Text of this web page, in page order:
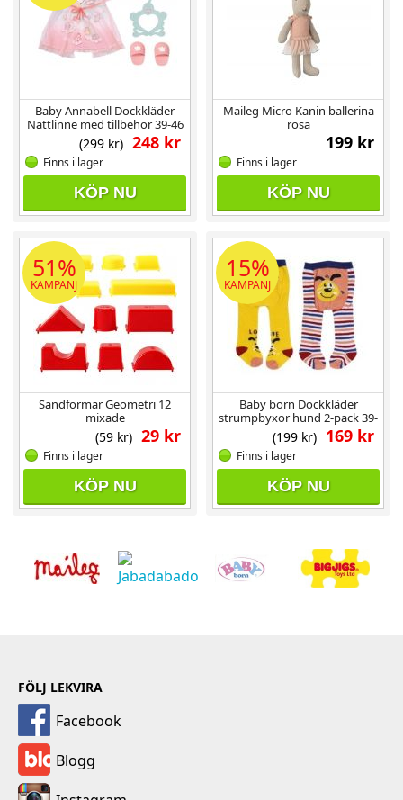
Baby Annabell Dockkläder
Nattlinne med tillbehör 39-46
cm
248 kr
(299 kr)
Finns i lager
KÖP NU
Maileg Micro Kanin ballerina
rosa
199 kr
Finns i lager
KÖP NU
51%
KAMPANJ
Sandformar Geometri 12
mixade
29 kr
(59 kr)
Finns i lager
KÖP NU
15%
KAMPANJ
Baby born Dockkläder
strumpbyxor hund 2-pack 39-
46 cm
169 kr
(199 kr)
Finns i lager
KÖP NU
FÖLJ LEKVIRA
Facebook
Blogg